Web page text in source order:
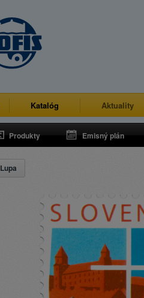
Katalóg Aktuality
Produkty Emisný plán
Lupa